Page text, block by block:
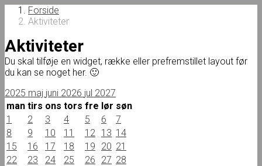
Forside
Aktiviteter
Aktiviteter
Du skal tilføje en widget, række eller prefremstillet layout før
du kan se noget her. 🙂
2025 maj juni 2026 jul 2027
man tirs ons tors fre lør søn
1
2 3 4 5 6
7
8
9 10 11 12 13 14
15
16 17 18 19 20 21
22
23 24 25 26 27 28